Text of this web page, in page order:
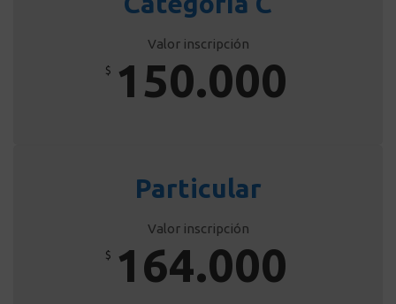
Valor inscripción
$ 150.000
Particular
Valor inscripción
$ 164.000